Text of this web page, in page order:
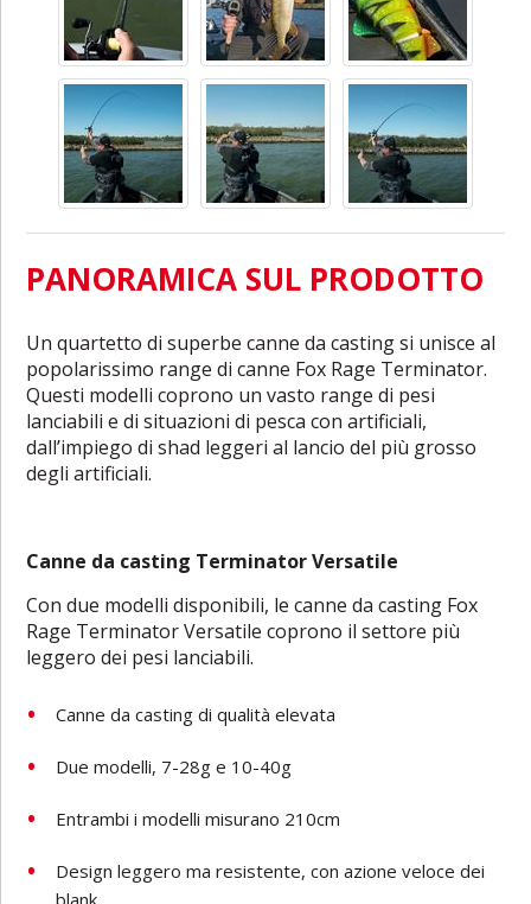
PANORAMICA SUL PRODOTTO
Un quartetto di superbe canne da casting si unisce al
popolarissimo range di canne Fox Rage Terminator.
Questi modelli coprono un vasto range di pesi
lanciabili e di situazioni di pesca con artificiali,
dall’impiego di shad leggeri al lancio del più grosso
degli artificiali.
Canne da casting Terminator Versatile
Con due modelli disponibili, le canne da casting Fox
Rage Terminator Versatile coprono il settore più
leggero dei pesi lanciabili.
Canne da casting di qualità elevata
Due modelli, 7-28g e 10-40g
Entrambi i modelli misurano 210cm
Design leggero ma resistente, con azione veloce dei